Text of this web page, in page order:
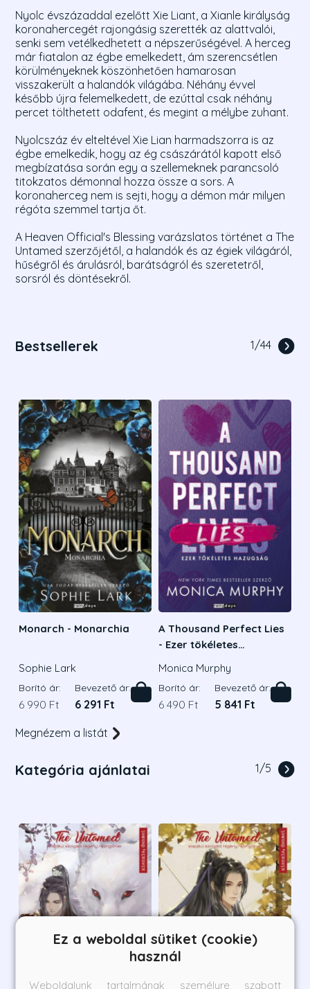
Nyolc évszázaddal ezelőtt Xie Liant, a Xianle királyság
koronahercegét rajongásig szerették az alattvalói,
senki sem vetélkedhetett a népszerűségével. A herceg
már fiatalon az égbe emelkedett, ám szerencsétlen
körülményeknek köszönhetően hamarosan
visszakerült a halandók világába. Néhány évvel
később újra felemelkedett, de ezúttal csak néhány
percet tölthetett odafent, és megint a mélybe zuhant.
Nyolcszáz év elteltével Xie Lian harmadszorra is az
égbe emelkedik, hogy az ég császárától kapott első
megbízatása során egy a szellemeknek parancsoló
titokzatos démonnal hozza össze a sors. A
koronaherceg nem is sejti, hogy a démon már milyen
régóta szemmel tartja őt.
A Heaven Official's Blessing varázslatos történet a The
Untamed szerzőjétől, a halandók és az égiek világáról,
hűségről és árulásról, barátságról és szeretetről,
sorsról és döntésekről.
Bestsellerek 1/44
Monarch - Monarchia
Sophie Lark
Borító ár:
6 990 Ft
Bevezető ár:
6 291 Ft
A Thousand Perfect Lies
- Ezer tökéletes
Monica Murphy
Borító ár:
6 490 Ft
Bevezető ár:
5 841 Ft
Megnézem a listát
Kategória ajánlatai 1/5
Ez a weboldal sütiket (cookie)
használ
Weboldalunk tartalmának személyre szabott